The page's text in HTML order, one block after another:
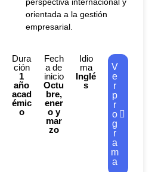
perspectiva internacional y
orientada a la gestión
empresarial.
Dura
ción
1
año
acad
émic
o
Fech
a de
inicio
Octu
bre,
ener
o y
mar
zo
Idio
ma
Inglé
s
V
e
r
p
r
o
g
r
a
m
a